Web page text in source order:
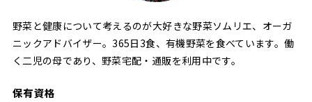
野菜と健康について考えるのが大好きな野菜ソムリエ、オーガ
ニックアドバイザー。365日3食、有機野菜を食べています。働
く二児の母であり、野菜宅配・通販を利用中です。
保有資格